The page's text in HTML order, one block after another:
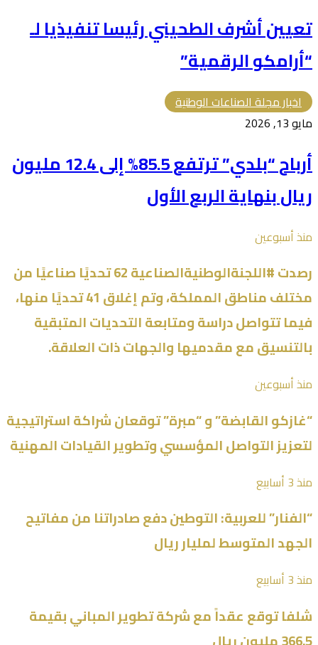
تعيين أشرف الطحيني رئيسا تنفيذيا لـ
“أرامكو الرقمية”
اخبار مجلة الصناعات الوطنية
مايو 13, 2026
أرباح “بلدي” ترتفع 85.5% إلى 12.4 مليون
ريال بنهاية الربع الأول
منذ أسبوعين
رصدت #اللجنةالوطنيةالصناعية 62 تحديًا صناعيًا من
مختلف مناطق المملكة، وتم إغلاق 41 تحديًا منها،
فيما تتواصل دراسة ومتابعة التحديات المتبقية
بالتنسيق مع مقدميها والجهات ذات العلاقة.
منذ أسبوعين
“غازكو القابضة” و “مبرة” توقعان شراكة استراتيجية
لتعزيز التواصل المؤسسي وتطوير القيادات المهنية
منذ 3 أسابيع
“الفنار” للعربية: التوطين دفع صادراتنا من مفاتيح
الجهد المتوسط لمليار ريال
منذ 3 أسابيع
شلفا توقع عقداً مع شركة تطوير المباني بقيمة